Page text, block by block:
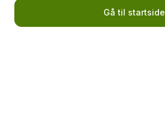
Gå til startside